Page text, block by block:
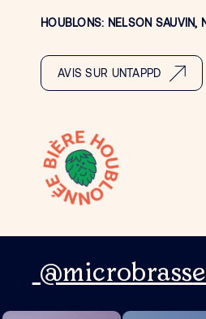
HOUBLONS: NELSON SAUVIN,
AVIS SUR UNTAPPD